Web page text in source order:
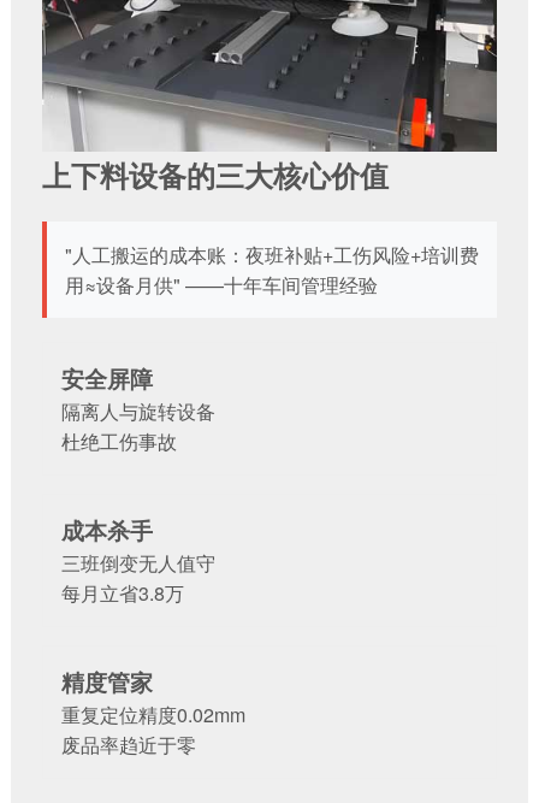
上下料设备的三大核心价值
"人工搬运的成本账：夜班补贴+工伤风险+培训费
用≈设备月供" ——十年车间管理经验
安全屏障
隔离人与旋转设备
杜绝工伤事故
成本杀手
三班倒变无人值守
每月立省3.8万
精度管家
重复定位精度0.02mm
废品率趋近于零